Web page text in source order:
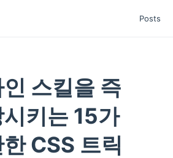
Posts
스킬을 즉
키는 15가
CSS 트릭